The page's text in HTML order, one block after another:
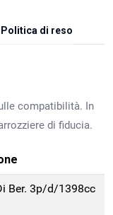
Politica di reso
compatibilità. In
di fiducia.
Ber. 3p/d/1398cc